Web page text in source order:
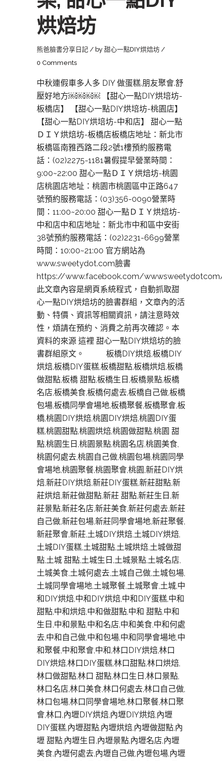
烘焙坊
熊爸臉書分享日記 by 甜心一點DIY烘焙坊
0 Comments
中秋連假車多人多 DIY 做蛋糕.朋友聚會.舒
壓好地方￼￼￼￼ 【甜心一點DIY烘培坊-
板橋店】 【甜心一點DIY烘培坊-桃園店】
【甜心一點DIY烘培坊-中和店】 甜心一點
ＤＩＹ烘焙坊-板橋店板橋店地址：新北市
板橋區南雅西路二段2號1樓預約服務電
話：(02)2275-1181暑假提早營業時間：
9:00~22:00 甜心一點ＤＩＹ烘焙坊-桃園
店桃園店地址：桃園市桃園區中正路647
號預約服務電話：(03)356-0090營業時
間：11:00~20:00 甜心一點ＤＩＹ烘焙坊-
中和店中和店地址：新北市中和區中安街
38號預約服務電話：(02)2231-6699營業
時間：10:00~21:00 官方網站為
www.sweetydot.com臉書
https://www.facebook.com/
此文章內容是網頁系統程式，自動抓取甜
心一點DIY烘焙坊的臉書群組，文章內的活
動、特價、資訊等相關資訊，請注意時效
性，煩請在預約、消費之前再次確認。本
資料的來源 這裡 甜心一點DIY烘焙坊的臉
書群組原文。 板橋DIY烘焙,板橋DIY
烘焙,板橋DIY蛋糕,板橋甜點,板橋烘焙,板橋
做甜點,板橋 甜點,板橋生日,板橋景點,板橋
名店,板橋美食,板橋何處去,板橋自己做,板橋
包場,板橋同學會場地,板橋聚餐,板橋聚會,板
橋,桃園DIY烘焙,桃園DIY烘焙,桃園DIY蛋
糕,桃園甜點,桃園烘焙,桃園做甜點,桃園 甜
點,桃園生日,桃園景點,桃園名店,桃園美食,
桃園何處去,桃園自己做,桃園包場,桃園同學
會場地,桃園聚餐,桃園聚會,桃園,新莊DIY烘
焙,新莊DIY烘焙,新莊DIY蛋糕,新莊甜點,新
莊烘焙,新莊做甜點,新莊 甜點,新莊生日,新
莊景點,新莊名店,新莊美食,新莊何處去,新莊
自己做,新莊包場,新莊同學會場地,新莊聚餐,
新莊聚會,新莊,土城DIY烘焙,土城DIY烘焙,
土城DIY蛋糕,土城甜點,土城烘焙,土城做甜
點,土城 甜點,土城生日,土城景點,土城名店,
土城美食,土城何處去,土城自己做,土城包場,
土城同學會場地,土城聚餐,土城聚會,土城,中
和DIY烘焙,中和DIY烘焙,中和DIY蛋糕,中和
甜點,中和烘焙,中和做甜點,中和 甜點,中和
生日,中和景點,中和名店,中和美食,中和何處
去,中和自己做,中和包場,中和同學會場地,中
和聚餐,中和聚會,中和,林口DIY烘焙,林口
DIY烘焙,林口DIY蛋糕,林口甜點,林口烘焙,
林口做甜點,林口 甜點,林口生日,林口景點,
林口名店,林口美食,林口何處去,林口自己做,
林口包場,林口同學會場地,林口聚餐,林口聚
會,林口,內壢DIY烘焙,內壢DIY烘焙,內壢
DIY蛋糕,內壢甜點,內壢烘焙,內壢做甜點,內
壢 甜點,內壢生日,內壢景點,內壢名店,內壢
美食,內壢何處去,內壢自己做,內壢包場,內壢